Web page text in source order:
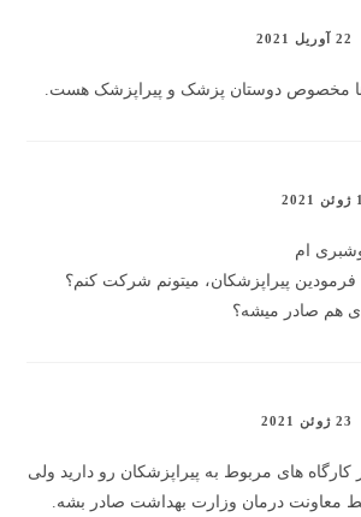
22 آوریل 2021
ها مخصوص دوستان پزشک و پیراپزشک هست.
ام
فرمودین پیراپزشکان، میتونم شرکت کنم؟
هم صادر میشه؟
23 ژوئن 2021
های مربوط به پیراپزشکان رو دارید ولی
معاونت درمان وزارت بهداشت صادر بشه.